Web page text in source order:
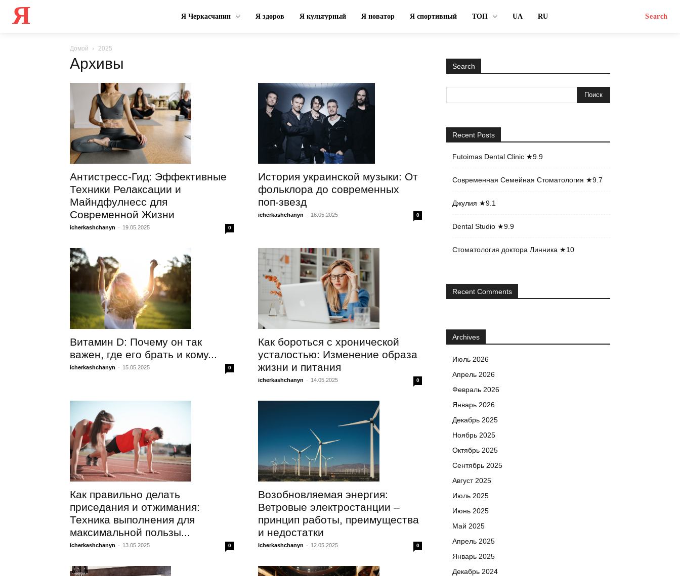
Я Я Черкасчанин Я здоров Я культурный Я новатор Я спортивный ТОП UA RU Search
Домой 2025
Архивы
Антистресс-Гид: Эффективные
Техники Релаксации и
Майндфулнесс для
Современной Жизни
icherkashchanyn - 19.05.2025 0
История украинской музыки: От
фольклора до современных
поп-звезд
icherkashchanyn - 16.05.2025 0
Витамин D: Почему он так
важен, где его брать и кому...
icherkashchanyn - 15.05.2025 0
Как бороться с хронической
усталостью: Изменение образа
жизни и питания
icherkashchanyn - 14.05.2025 0
Как правильно делать
приседания и отжимания:
Техника выполнения для
максимальной пользы...
icherkashchanyn - 13.05.2025 0
Возобновляемая энергия:
Ветровые электростанции –
принцип работы, преимущества
и недостатки
icherkashchanyn - 12.05.2025 0
Search
Recent Posts
Futoimas Dental Clinic ★9.9
Современная Семейная Стоматология ★9.7
Джулия ★9.1
Dental Studio ★9.9
Стоматология доктора Линника ★10
Recent Comments
Archives
Июль 2026
Апрель 2026
Февраль 2026
Январь 2026
Декабрь 2025
Ноябрь 2025
Октябрь 2025
Сентябрь 2025
Август 2025
Июль 2025
Июнь 2025
Май 2025
Апрель 2025
Январь 2025
Декабрь 2024